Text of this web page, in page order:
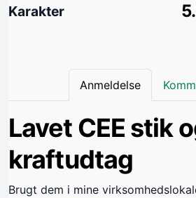
Karakter
Anmeldelse
Lavet CEE stik
kraftudtag
Brugt dem i mine